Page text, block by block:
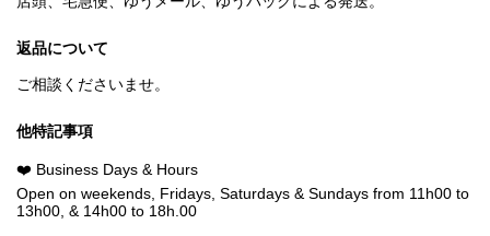
返品について
ご相談くださいませ。
他特記事項
❤️ Business Days & Hours
Open on weekends, Fridays, Saturdays & Sundays from 11h00 to
13h00, & 14h00 to 18h.00